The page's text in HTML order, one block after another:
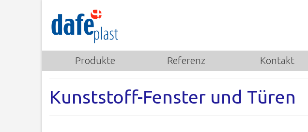
Produkte Referenz Kontakt
Kunststoff-Fenster und Türen